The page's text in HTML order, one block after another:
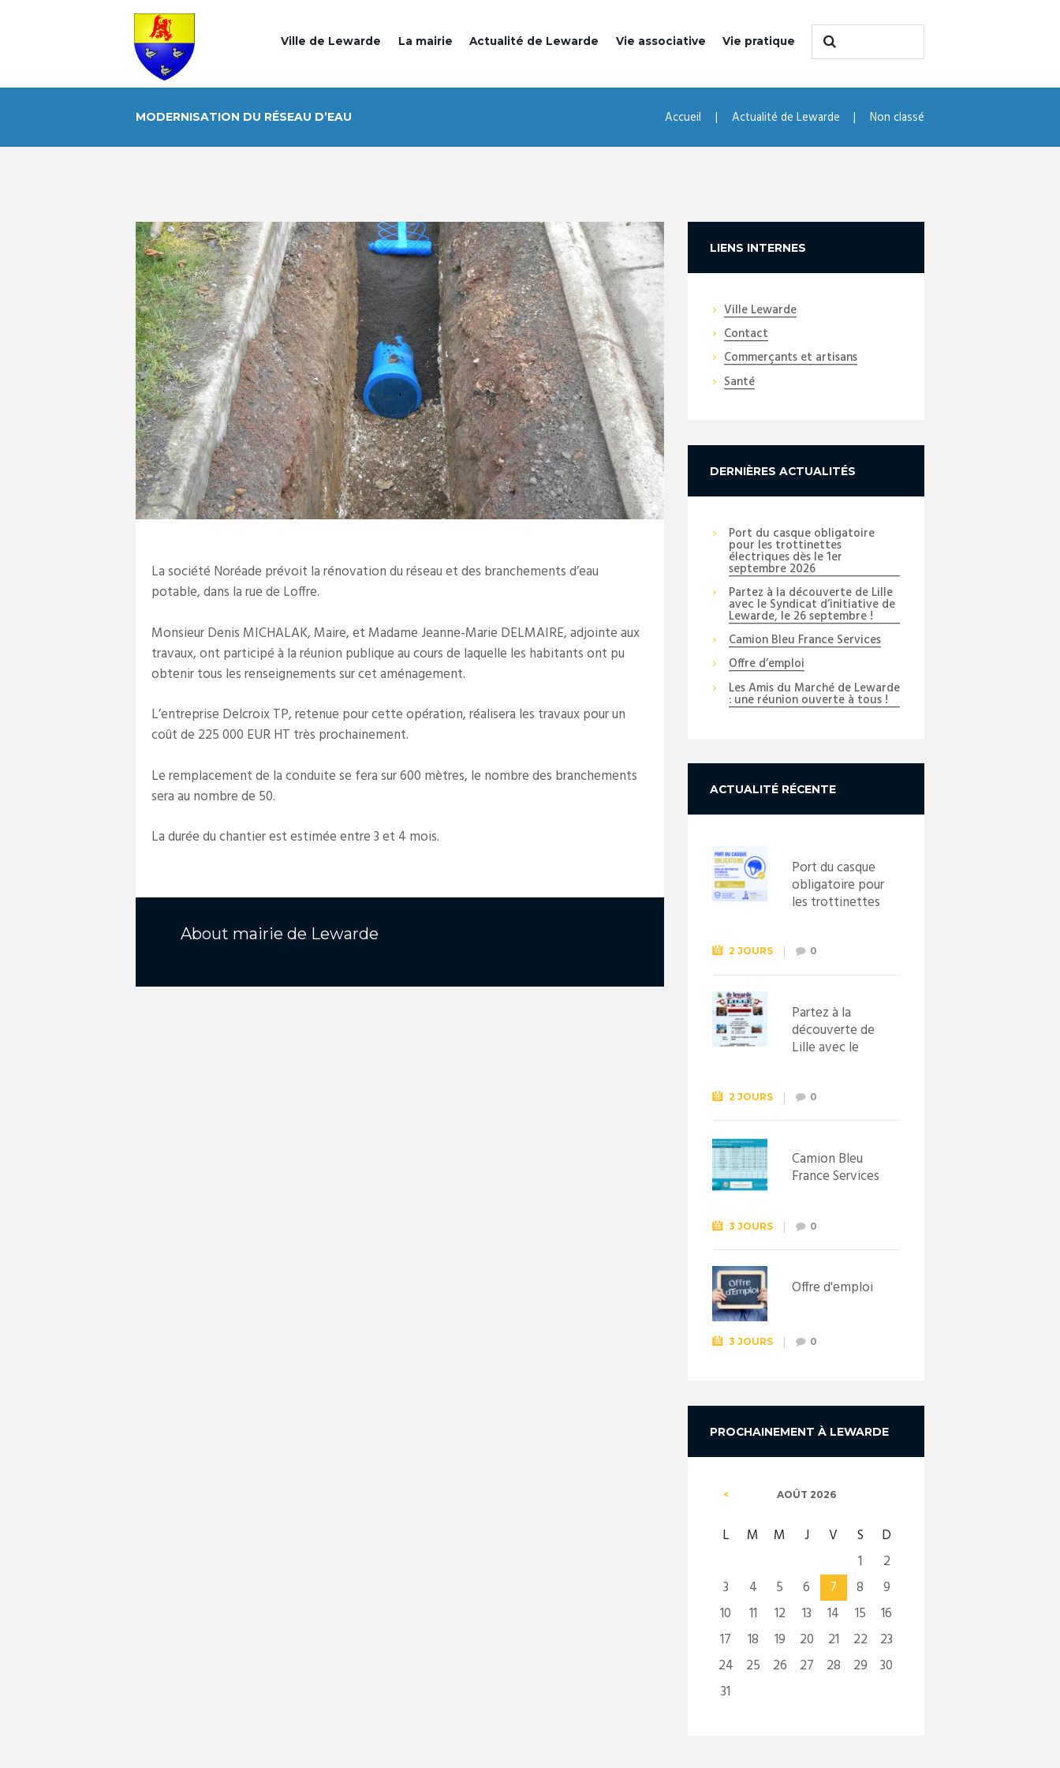
Ville de Lewarde La mairie Actualité de Lewarde Vie associative Vie pratique
MODERNISATION DU RÉSEAU D’EAU Accueil Actualité de Lewarde Non classé
La société Noréade prévoit la rénovation du réseau et des branchements d’eau
potable, dans la rue de Loffre.
Monsieur Denis MICHALAK, Maire, et Madame Jeanne-Marie DELMAIRE, adjointe aux
travaux, ont participé à la réunion publique au cours de laquelle les habitants ont pu
obtenir tous les renseignements sur cet aménagement.
L’entreprise Delcroix TP, retenue pour cette opération, réalisera les travaux pour un
coût de 225 000 EUR HT très prochainement.
Le remplacement de la conduite se fera sur 600 mètres, le nombre des branchements
sera au nombre de 50.
La durée du chantier est estimée entre 3 et 4 mois.
About mairie de Lewarde
LIENS INTERNES
Ville Lewarde
Contact
Commerçants et artisans
Santé
DERNIÈRES ACTUALITÉS
Port du casque obligatoire
pour les trottinettes
électriques dès le 1er
septembre 2026
Partez à la découverte de Lille
avec le Syndicat d’initiative de
Lewarde, le 26 septembre !
Camion Bleu France Services
Offre d’emploi
Les Amis du Marché de Lewarde
: une réunion ouverte à tous !
ACTUALITÉ RÉCENTE
Port du casque
obligatoire pour
les trottinettes
septembre
2026
2 JOURS 0
Partez à la
découverte de
Lille avec le
Lewarde, le 26
septembre !
2 JOURS 0
Camion Bleu
France Services
3 JOURS 0
Offre d'emploi
3 JOURS 0
PROCHAINEMENT À LEWARDE
AOÛT 2026
L M M J V S
D
1
2
3
4 5 6 7 8
9
10
11 12 13 14 15
16
17
18 19 20 21 22
23
24
25 26 27 28 29
30
31